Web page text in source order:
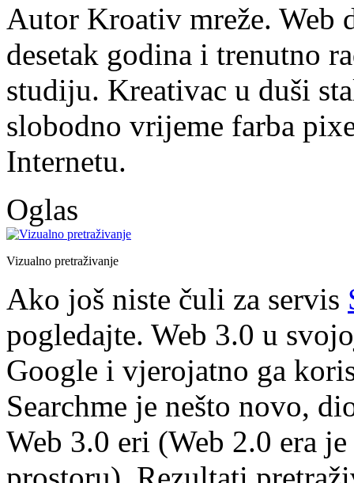
Autor Kroativ mreže. Web
desetak godina i trenutno
studiju. Kreativac u duši
slobodno vrijeme farba
Internetu.
Oglas
Vizualno pretraživanje
Ako još niste čuli za servis
pogledajte. Web 3.0 u
Google i vjerojatno ga
Searchme je nešto novo,
Web 3.0 eri (Web 2.0 era